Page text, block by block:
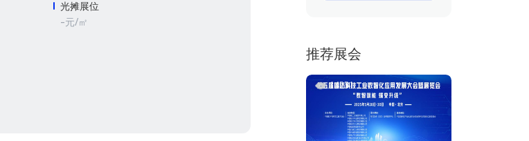
光摊展位
-元/㎡
推荐展会
14231